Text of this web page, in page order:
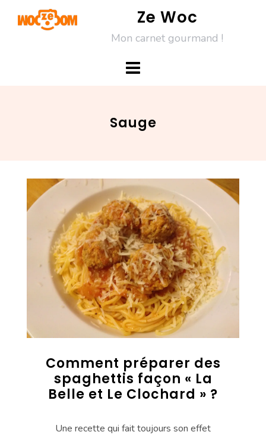
Ze Woc
Mon carnet gourmand !
Sauge
Comment préparer des
spaghettis façon « La
Belle et Le Clochard » ?
Une recette qui fait toujours son effet